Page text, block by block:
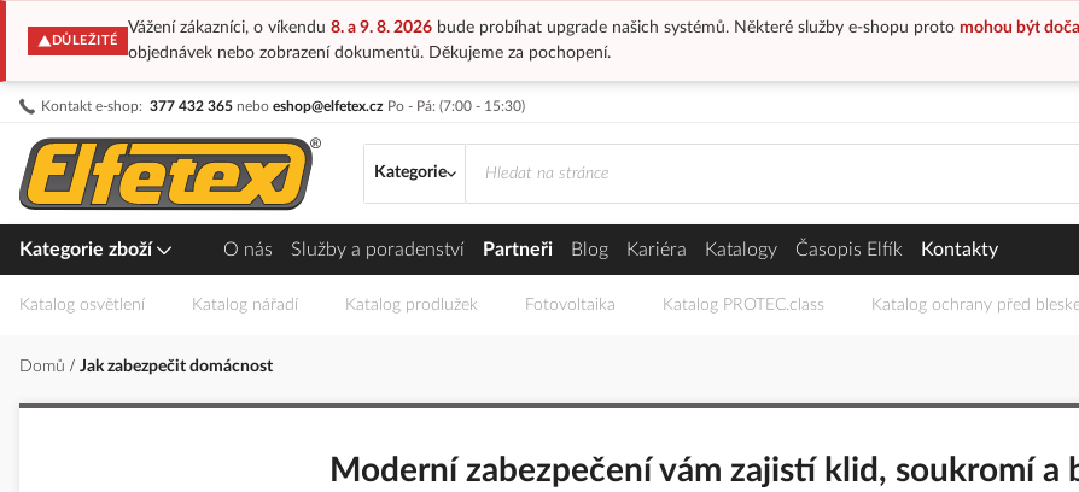
DŮLEŽITÉ
Vážení zákazníci, o víkendu 8. a 9. 8. 2026bude probíhat upgrade našich systémů. Některé služby e-shopu proto mohou být
objednávek nebo zobrazení dokumentů. Děkujeme za pochopení.
Kontakt e-shop: 377 432 365 nebo eshop@elfetex.cz Po - Pá: (7:00 - 15:30)
Přejít
obsah
Kategorie
Kategorie zboží O nás Služby a poradenství Partneři Blog Kariéra Katalogy Časopis Elfík Kontakty
Katalog osvětlení Katalog nářadí Katalog prodlužek Fotovoltaika Katalog PROTEC.class Katalog ochrany před
Domů Jak zabezpečit domácnost
Moderní zabezpečení vám zajistí klid, soukromí a